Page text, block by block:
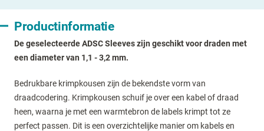
Productinformatie
De geselecteerde ADSC Sleeves zijn geschikt voor draden met
een diameter van 1,1 - 3,2 mm.
Bedrukbare krimpkousen zijn de bekendste vorm van
draadcodering. Krimpkousen schuif je over een kabel of draad
heen, waarna je met een warmtebron de labels krimpt tot ze
perfect passen. Dit is een overzichtelijke manier om kabels en